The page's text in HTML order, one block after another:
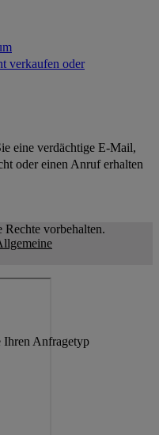
verkaufen oder
eine verdächtige E-Mail,
oder einen Anruf erhalten
vorbehalten.
Ihren Anfragetyp